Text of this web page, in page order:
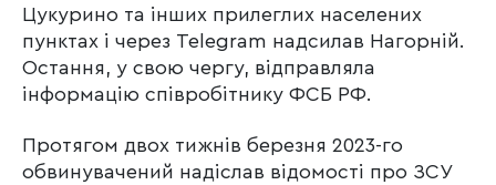
Цукурино та інших прилеглих населених
пунктах і через Telegram надсилав Нагорній.
Остання, у свою чергу, відправляла
інформацію співробітнику ФСБ РФ.
Протягом двох тижнів березня 2023-го
обвинувачений надіслав відомості про ЗСУ